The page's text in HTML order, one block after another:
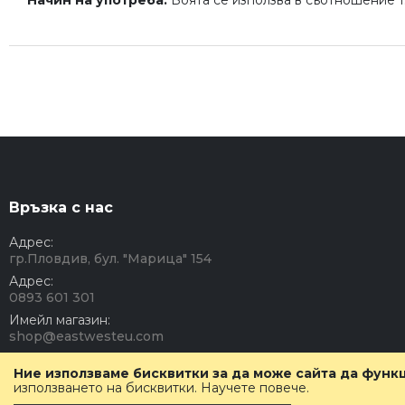
Ние използваме бисквитки за да може сайта да
използването на бисквитки. Научете повече.
Връзка с нас
Адрес:
гр.Пловдив, бул. "Марица" 154
Адрес:
0893 601 301
Имейл магазин:
shop@eastwesteu.com
Понеделник - Петък: 08:00 - 17:00 часа.
Събота - Неделя: Почивен ден.